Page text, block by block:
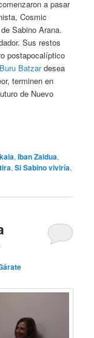
a pasar
Cosmic
Sabino Arana.
Sus restos
postapocalíptico
Buru Batzardesea
terminen en
de Nuevo
,Iban Zaldua,
,Si Sabino viviría,